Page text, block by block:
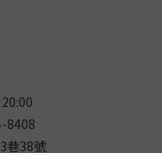
8408
巷38號